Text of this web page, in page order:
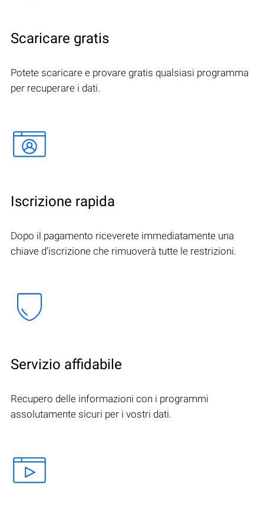
Scaricare gratis
Potete scaricare e provare gratis qualsiasi programma
per recuperare i dati.
Iscrizione rapida
Dopo il pagamento riceverete immediatamente una
chiave d’iscrizione che rimuoverà tutte le restrizioni.
Servizio affidabile
Recupero delle informazioni con i programmi
assolutamente sicuri per i vostri dati.